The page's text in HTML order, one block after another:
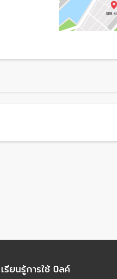
เรียนรู้การใช้ บิลค์